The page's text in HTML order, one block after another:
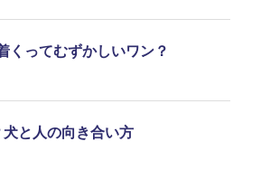
くってむずかしいワン？
と人の向き合い方